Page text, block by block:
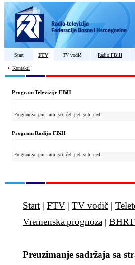
Start FTV TV vodič Radio FBiH
Kontakti
Program Televizije FBiH
Program za: pon uto sri čet pet sub ned
Program Radija FBiH
Program za: pon uto sri čet pet sub ned
Start | FTV | TV vodič |
Vremenska prognoza | BHRT
Preuzimanje sadržaja sa